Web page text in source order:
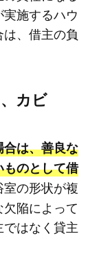
施するハウ
、借主の負
カビ
は、善良な
のとして借
の形状が複
陥によって
はなく貸主